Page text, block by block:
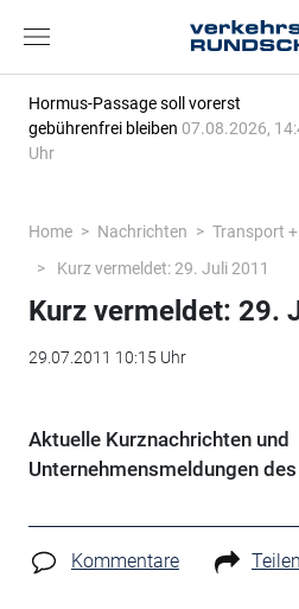
Hormus-Passage soll vorerst
gebührenfrei bleiben 07.08.2026,
Uhr
Home Nachrichten
Transport
Kurz vermeldet: 29. Juli 2011
Kurz vermeldet: 29.
29.07.2011 10:15 Uhr
Aktuelle Kurznachrichten und
Unternehmensmeldungen
Kommentare Teilen